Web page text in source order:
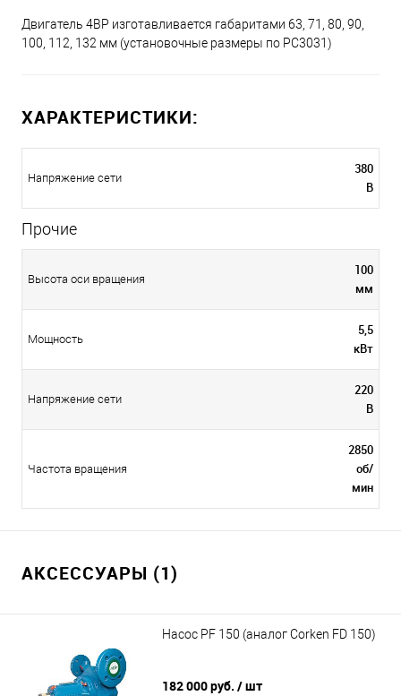
Двигатель 4ВР изготавливается габаритами 63, 71, 80, 90,
100, 112, 132 мм (установочные размеры по РС3031)
ХАРАКТЕРИСТИКИ:
Напряжение сети
380
В
Прочие
Высота оси вращения
100
мм
Мощность
5,5
кВт
Напряжение сети
220
В
Частота вращения
2850
об/
мин
АКСЕССУАРЫ (1)
Насос PF 150 (аналог Сorken FD 150)
182 000 руб. / шт